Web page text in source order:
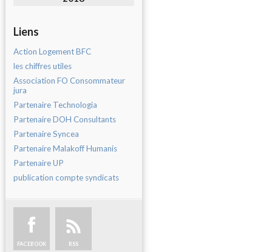
Liens
Action Logement BFC
les chiffres utiles
Association FO Consommateur
jura
Partenaire Technologia
Partenaire DOH Consultants
Partenaire Syncea
Partenaire Malakoff Humanis
Partenaire UP
publication compte syndicats
FACEBOOK RSS